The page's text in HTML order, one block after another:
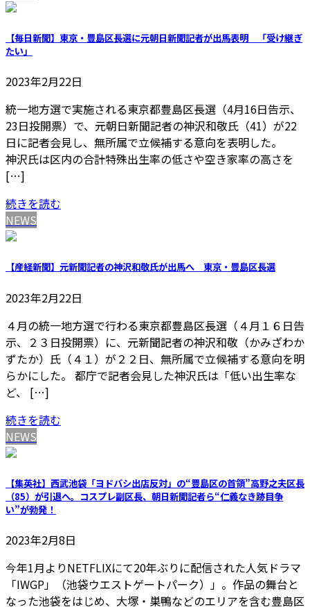
【毎日新聞】東京・豊島区長選に元朝日新聞記者が出馬表明 「受け継ぎ
たい」
2023年2月22日
統一地方選で実施される東京都豊島区長選（4月16日告示、
23日投開票）で、元朝日新聞記者の神沢和敬氏（41）が22
日に記者会見し、無所属で立候補する意向を表明した。
神沢氏は区内の合計特殊出生率の低さや空き家率の高さを
[…]
続きを読む
NEWS
【産経新聞】元新聞記者の神沢和敬氏が出馬へ 東京・豊島区長選
2023年2月22日
４月の統一地方選で行わる東京都豊島区長選（４月１６日告
示、２３日投開票）に、元新聞記者の神沢和敬（かみざわか
ずたか）氏（４１）が２２日、無所属で立候補する意向を明
らかにした。 都庁で記者会見した神沢氏は「低い出生率な
ど、 […]
続きを読む
NEWS
【集英社】西武池袋「ヨドバシ出店反対」の“豊島区の首領”高野之夫区長
（85）が引退へ。コスプレ副区長、朝日新聞記者ら“仁義なき跡目争
い”が勃発！
2023年2月8日
今年1月よりNETFLIXにて20年ぶりに配信された人気ドラマ
「IWGP」（池袋ウエストゲートパーク）」。作品の舞台と
なった池袋をはじめ、大塚・巣鴨などのエリアを含む豊島区